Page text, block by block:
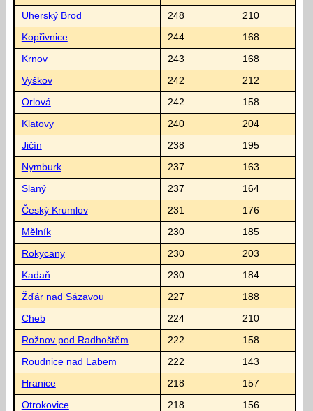
Uherský Brod 248 210
Kopřivnice 244 168
Krnov 243 168
Vyškov 242 212
Orlová 242 158
Klatovy 240 204
Jičín 238 195
Nymburk 237 163
Slaný 237 164
Český Krumlov 231 176
Mělník 230 185
Rokycany 230 203
Kadaň 230 184
Žďár nad Sázavou 227 188
Cheb 224 210
Rožnov pod Radhoštěm 222 158
Roudnice nad Labem 222 143
Hranice 218 157
Otrokovice 218 156